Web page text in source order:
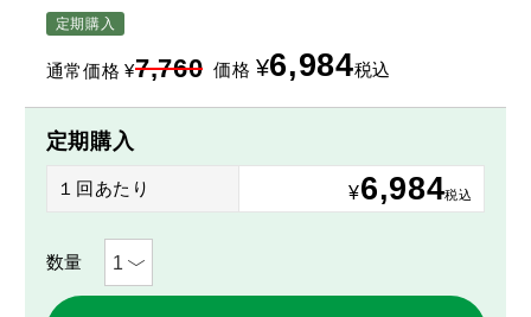
定期購入
通常価格 ¥7,760 価格 ¥6,984税込
定期購入
１回あたり ¥6,984税込